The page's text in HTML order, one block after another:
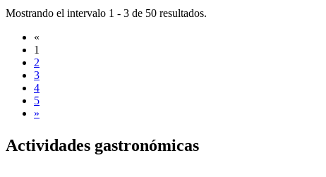
Mostrando el intervalo 1 - 3 de 50 resultados.
«
1
2
3
4
5
»
Actividades gastronómicas